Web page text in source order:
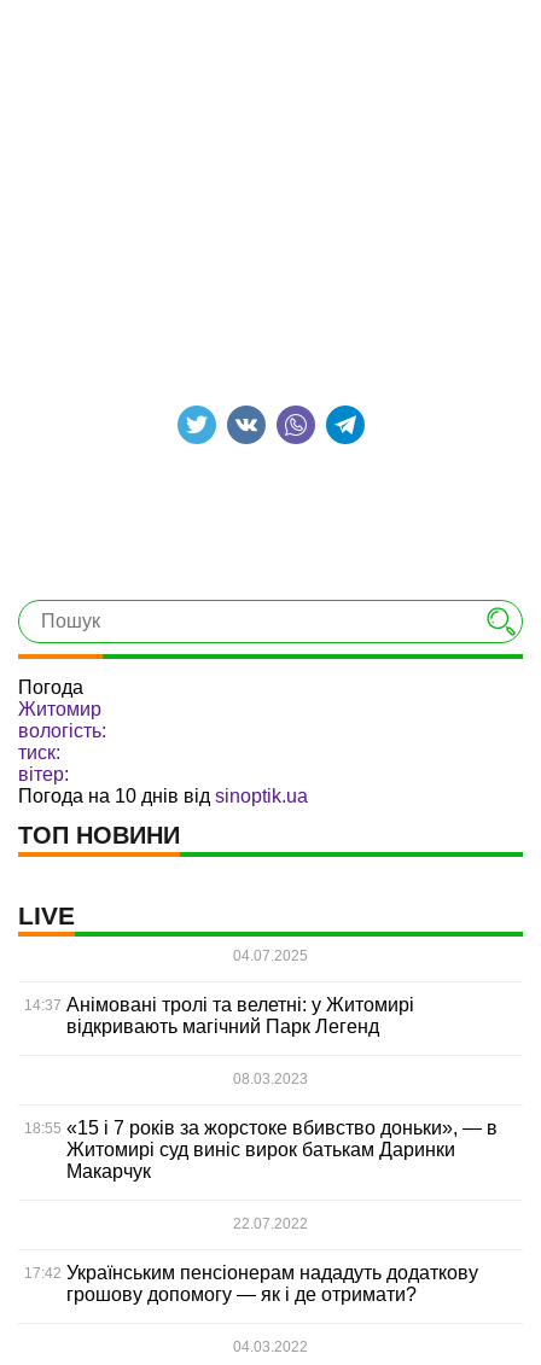
Погода
Житомир
вологість:
тиск:
вітер:
Погода на 10 днів від sinoptik.ua
ТОП НОВИНИ
LIVE
04.07.2025
14:37 Анімовані тролі та велетні: у Житомирі
відкривають магічний Парк Легенд
08.03.2023
18:55 «15 і 7 років за жорстоке вбивство доньки», — в
Житомирі суд виніс вирок батькам Даринки
Макарчук
22.07.2022
17:42 Українським пенсіонерам нададуть додаткову
грошову допомогу — як і де отримати?
04.03.2022